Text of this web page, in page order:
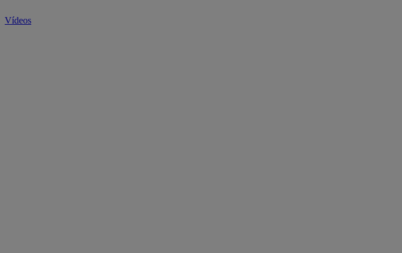
Vídeos